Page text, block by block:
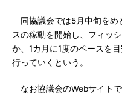
同協議会では5月中旬をめ
スの稼動を開始し、フィッ
か、1カ月に1度のペースを
行っていくという。
なお協議会のWebサイト